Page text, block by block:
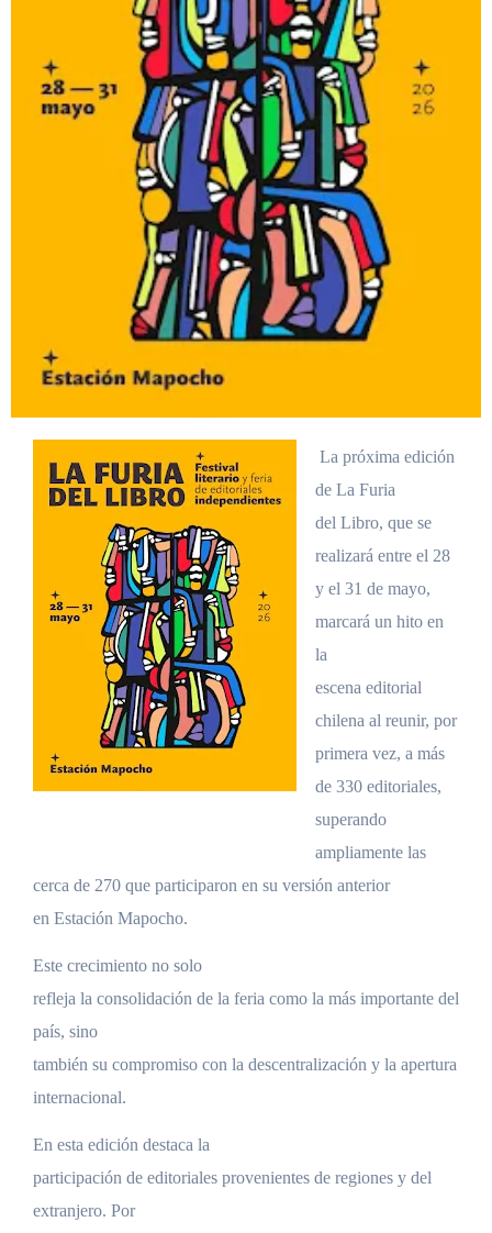
La próxima edición
de La Furia
del Libro, que se
realizará entre el 28
y el 31 de mayo,
marcará un hito en
la
escena editorial
chilena al reunir, por
primera vez, a más
de 330 editoriales,
superando
ampliamente las
cerca de 270 que participaron en su versión anterior
en Estación Mapocho.
Este crecimiento no solo
refleja la consolidación de la feria como la más importante del
país, sino
también su compromiso con la descentralización y la apertura
internacional.
En esta edición destaca la
participación de editoriales provenientes de regiones y del
extranjero. Por